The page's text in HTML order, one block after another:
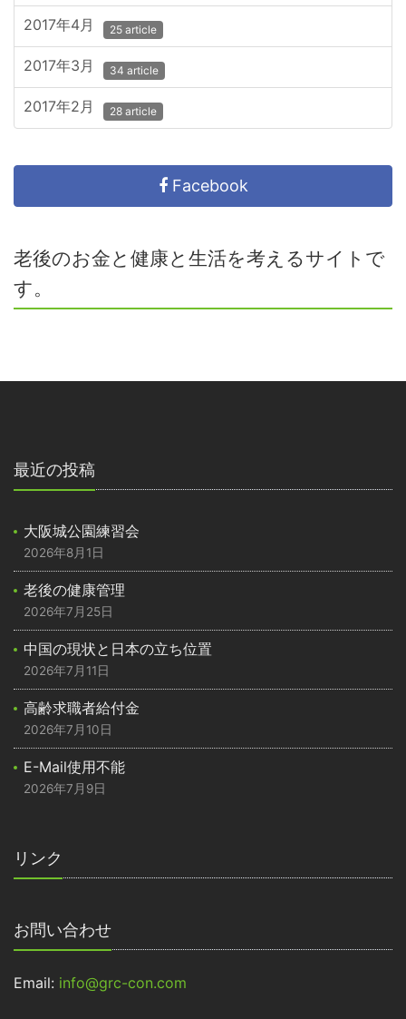
2017年4月 25 article
2017年3月 34 article
2017年2月 28 article
Facebook
老後のお金と健康と生活を考えるサイトで
す。
最近の投稿
大阪城公園練習会
2026年8月1日
老後の健康管理
2026年7月25日
中国の現状と日本の立ち位置
2026年7月11日
高齢求職者給付金
2026年7月10日
E-Mail使用不能
2026年7月9日
リンク
お問い合わせ
Email: info@grc-con.com